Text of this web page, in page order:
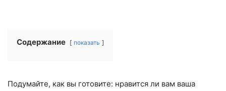
Содержание показать
Подумайте, как вы готовите: нравится ли вам ваша